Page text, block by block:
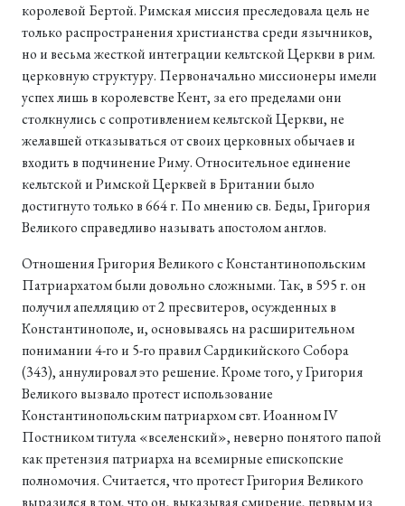
королевой Бертой. Римская миссия преследовала цель не
только распространения христианства среди язычников,
но и весьма жесткой интеграции кельтской Церкви в рим.
церковную структуру. Первоначально миссионеры имели
успех лишь в королевстве Кент, за его пределами они
столкнулись с сопротивлением кельтской Церкви, не
желавшей отказываться от своих церковных обычаев и
входить в подчинение Риму. Относительное единение
кельтской и Римской Церквей в Британии было
достигнуто только в 664 г. По мнению св. Беды, Григория
Великого справедливо называть апостолом англов.
Отношения Григория Великого с Константинопольским
Патриархатом были довольно сложными. Так, в 595 г. он
получил апелляцию от 2 пресвитеров, осужденных в
Константинополе, и, основываясь на расширительном
понимании 4-го и 5-го правил Сардикийского Собора
(343), аннулировал это решение. Кроме того, у Григория
Великого вызвало протест использование
Константинопольским патриархом свт. Иоанном IV
Постником титула «вселенский», неверно понятого папой
как претензия патриарха на всемирные епископские
полномочия. Считается, что протест Григория Великого
выразился в том, что он, выказывая смирение, первым из